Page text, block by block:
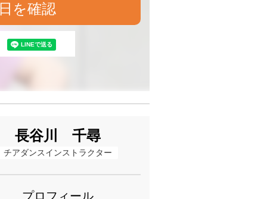
を確認
長谷川 千尋
チアダンスインストラクター
プロフィール